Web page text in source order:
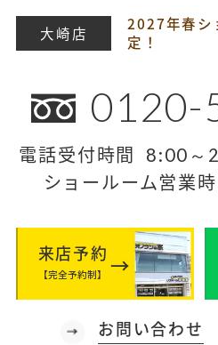
大崎店
2027年春シ
定！
0120-
電話受付時間 8:00～
ショールーム営業
来店予約
【完全予約制】
お問い合わせ